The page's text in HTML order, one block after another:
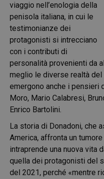
viaggio nell’enologia della
penisola italiana, in cui le
testimonianze dei
protagonisti si intrecciano
con i contributi di
personalità provenienti da
meglio le diverse realtà del
emergono anche i pensieri
Moro, Mario Calabresi,
Enrico Bartolini.
La storia di Donadoni, che
America, affronta un
intraprende una nuova vita
quella dei protagonisti del
del 2021, perché «mentre